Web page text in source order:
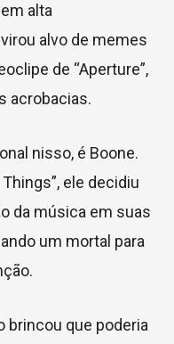
alta
alvo de memes
de “Aperture”,
acrobacias.
nisso, é Boone.
ele decidiu
da música em suas
um mortal para
brincou que poderia